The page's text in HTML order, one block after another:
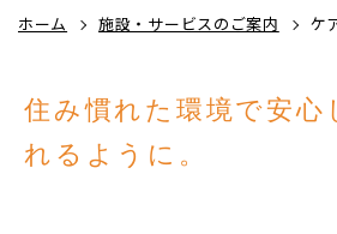
ホーム 施設・サービスのご案内 ケ
住み慣れた環境で安心
れるように。